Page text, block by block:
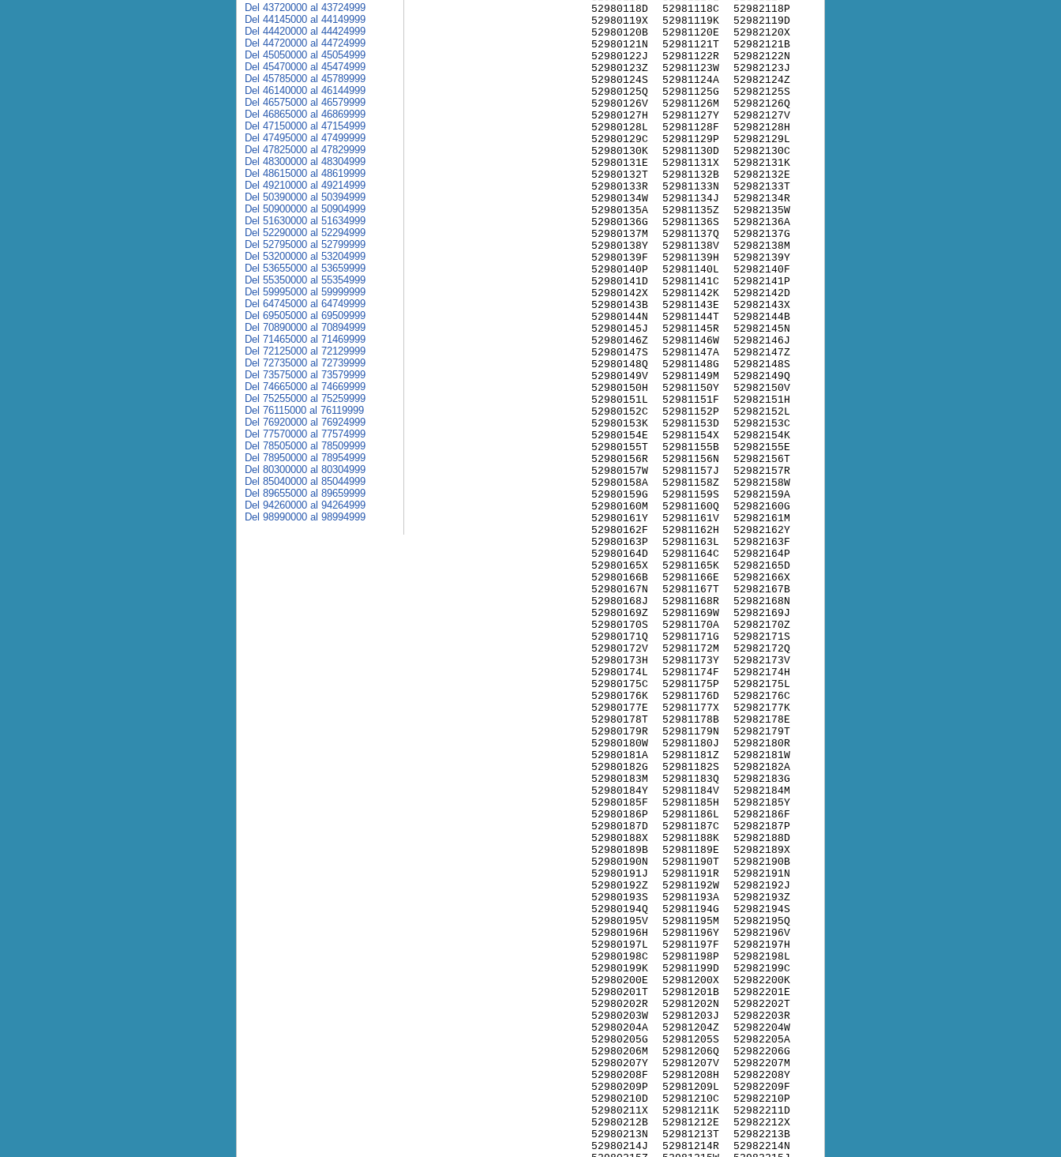
52980118D
52980119X
52980120B
52980121N
52980122J
52980123Z
52980124S
52980125Q
52980126V
52980127H
52980128L
52980129C
52980130K
52980131E
52980132T
52980133R
52980134W
52980135A
52980136G
52980137M
52980138Y
52980139F
52980140P
52980141D
52980142X
52980143B
52980144N
52980145J
52980146Z
52980147S
52980148Q
52980149V
52980150H
52980151L
52980152C
52980153K
52980154E
52980155T
52980156R
52980157W
52980158A
52980159G
52980160M
52980161Y
52980162F
52980163P
52980164D
52980165X
52980166B
52980167N
52980168J
52980169Z
52980170S
52980171Q
52980172V
52980173H
52980174L
52980175C
52980176K
52980177E
52980178T
52980179R
52980180W
52980181A
52980182G
52980183M
52980184Y
52980185F
52980186P
52980187D
52980188X
52980189B
52980190N
52980191J
52980192Z
52980193S
52980194Q
52980195V
52980196H
52980197L
52980198C
52980199K
52980200E
52980201T
52980202R
52980203W
52980204A
52980205G
52980206M
52980207Y
52980208F
52980209P
52980210D
52980211X
52980212B
52980213N
52980214J
52981118C
52981119K
52981120E
52981121T
52981122R
52981123W
52981124A
52981125G
52981126M
52981127Y
52981128F
52981129P
52981130D
52981131X
52981132B
52981133N
52981134J
52981135Z
52981136S
52981137Q
52981138V
52981139H
52981140L
52981141C
52981142K
52981143E
52981144T
52981145R
52981146W
52981147A
52981148G
52981149M
52981150Y
52981151F
52981152P
52981153D
52981154X
52981155B
52981156N
52981157J
52981158Z
52981159S
52981160Q
52981161V
52981162H
52981163L
52981164C
52981165K
52981166E
52981167T
52981168R
52981169W
52981170A
52981171G
52981172M
52981173Y
52981174F
52981175P
52981176D
52981177X
52981178B
52981179N
52981180J
52981181Z
52981182S
52981183Q
52981184V
52981185H
52981186L
52981187C
52981188K
52981189E
52981190T
52981191R
52981192W
52981193A
52981194G
52981195M
52981196Y
52981197F
52981198P
52981199D
52981200X
52981201B
52981202N
52981203J
52981204Z
52981205S
52981206Q
52981207V
52981208H
52981209L
52981210C
52981211K
52981212E
52981213T
52981214R
52982118P
52982119D
52982120X
52982121B
52982122N
52982123J
52982124Z
52982125S
52982126Q
52982127V
52982128H
52982129L
52982130C
52982131K
52982132E
52982133T
52982134R
52982135W
52982136A
52982137G
52982138M
52982139Y
52982140F
52982141P
52982142D
52982143X
52982144B
52982145N
52982146J
52982147Z
52982148S
52982149Q
52982150V
52982151H
52982152L
52982153C
52982154K
52982155E
52982156T
52982157R
52982158W
52982159A
52982160G
52982161M
52982162Y
52982163F
52982164P
52982165D
52982166X
52982167B
52982168N
52982169J
52982170Z
52982171S
52982172Q
52982173V
52982174H
52982175L
52982176C
52982177K
52982178E
52982179T
52982180R
52982181W
52982182A
52982183G
52982184M
52982185Y
52982186F
52982187P
52982188D
52982189X
52982190B
52982191N
52982192J
52982193Z
52982194S
52982195Q
52982196V
52982197H
52982198L
52982199C
52982200K
52982201E
52982202T
52982203R
52982204W
52982205A
52982206G
52982207M
52982208Y
52982209F
52982210P
52982211D
52982212X
52982213B
52982214N
Del 43720000 al 43724999
Del 44145000 al 44149999
Del 44420000 al 44424999
Del 44720000 al 44724999
Del 45050000 al 45054999
Del 45470000 al 45474999
Del 45785000 al 45789999
Del 46140000 al 46144999
Del 46575000 al 46579999
Del 46865000 al 46869999
Del 47150000 al 47154999
Del 47495000 al 47499999
Del 47825000 al 47829999
Del 48300000 al 48304999
Del 48615000 al 48619999
Del 49210000 al 49214999
Del 50390000 al 50394999
Del 50900000 al 50904999
Del 51630000 al 51634999
Del 52290000 al 52294999
Del 52795000 al 52799999
Del 53200000 al 53204999
Del 53655000 al 53659999
Del 55350000 al 55354999
Del 59995000 al 59999999
Del 64745000 al 64749999
Del 69505000 al 69509999
Del 70890000 al 70894999
Del 71465000 al 71469999
Del 72125000 al 72129999
Del 72735000 al 72739999
Del 73575000 al 73579999
Del 74665000 al 74669999
Del 75255000 al 75259999
Del 76115000 al 76119999
Del 76920000 al 76924999
Del 77570000 al 77574999
Del 78505000 al 78509999
Del 78950000 al 78954999
Del 80300000 al 80304999
Del 85040000 al 85044999
Del 89655000 al 89659999
Del 94260000 al 94264999
Del 98990000 al 98994999